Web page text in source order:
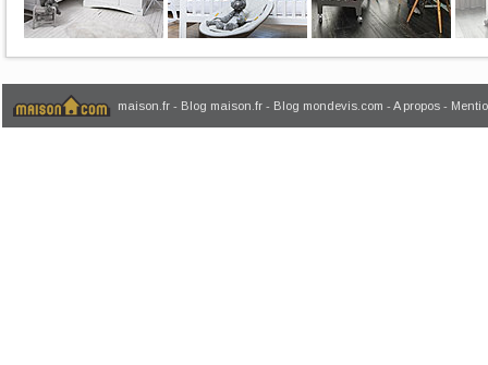
maison.fr - Blog maison.fr - Blog mondevis.com - A propos -